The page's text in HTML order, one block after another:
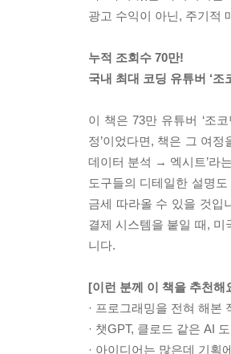
광고 수익이 아닌, 주기적
누적 조회수 70만!
국내 최대 코딩 유튜버 ‘조
이 책은 73만 유튜버 ‘조
정’이었다면, 책은 그 여
데이터 분석 → 엑시트’라
도구들의 디테일한 설명
금세 따라올 수 있을 것입
결제 시스템을 붙일 때,
니다.
[이런 분께 이 책을 추천해
· 프로그래밍을 전혀 해본
· 챗GPT, 클로드 같은 AI
· 아이디어는 많은데 기획